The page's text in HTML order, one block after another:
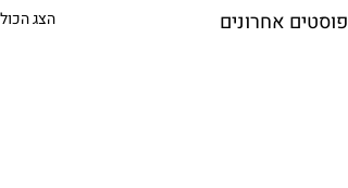
פוסטים אחרונים הצג הכול